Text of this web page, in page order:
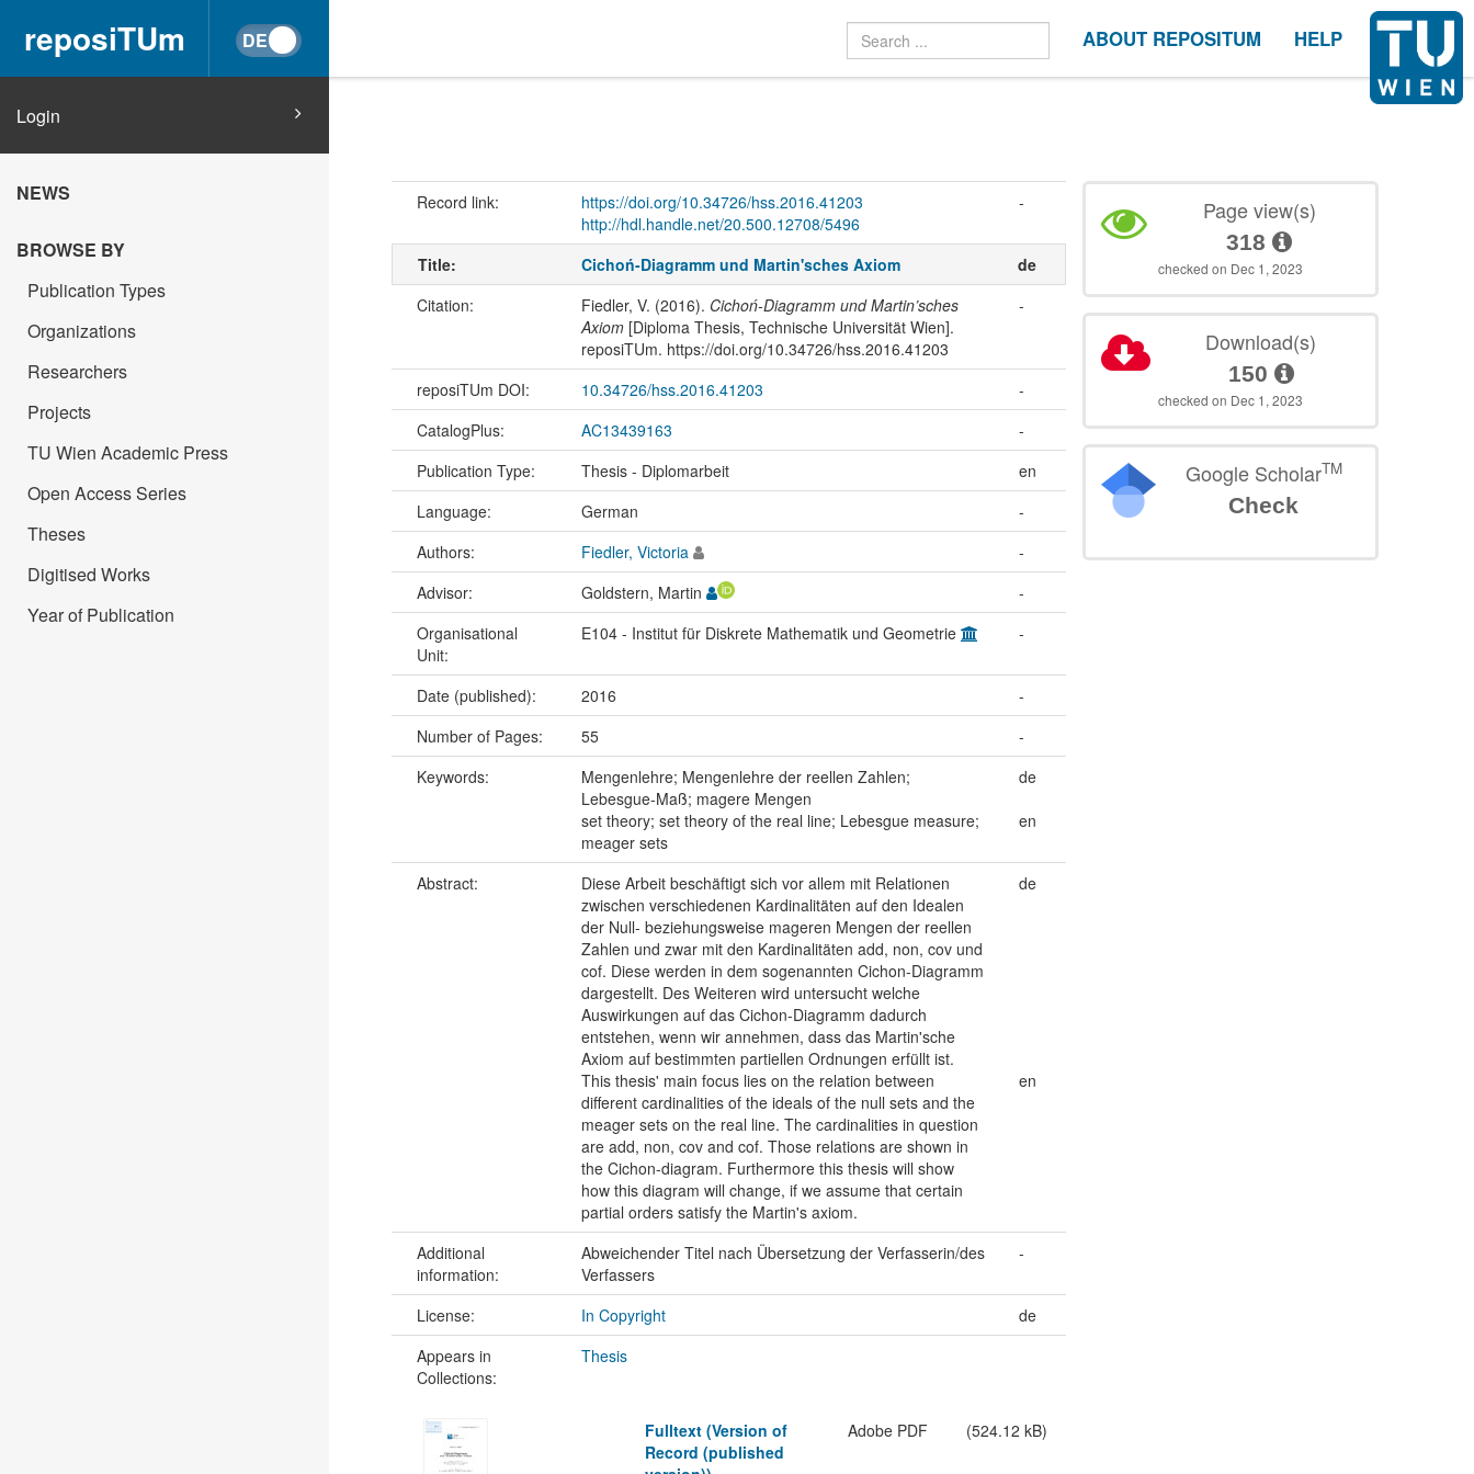
reposiTUm ABOUT REPOSITUM HELP
Login
NEWS
BROWSE BY
Publication Types
Organizations
Researchers
Projects
TU Wien Academic Press
Open Access Series
Theses
Digitised Works
Year of Publication
Record link:
https://doi.org/10.34726/hss.2016.41203
http://hdl.handle.net/20.500.12708/5496
-
Title: Cichoń-Diagramm und Martin'sches Axiom
de
Citation:
Fiedler, V. (2016). Cichoń-Diagramm und Martin’sches
Axiom[Diploma Thesis, Technische Universität Wien].
reposiTUm. https://doi.org/10.34726/hss.2016.41203
-
reposiTUm DOI: 10.34726/hss.2016.41203
-
CatalogPlus:
AC13439163
-
Publication Type:
Thesis - Diplomarbeit
en
Language:
German
-
Authors:
Fiedler, Victoria
-
Advisor:
Goldstern, Martin
-
Organisational
Unit:
E104 - Institut für Diskrete Mathematik und Geometrie -
Date (published): 2016
-
Number of Pages:
55
-
Keywords:
Mengenlehre; Mengenlehre der reellen Zahlen;
Lebesgue-Maß; magere Mengen
de
set theory; set theory of the real line; Lebesgue measure;
meager sets
en
Abstract:
Diese Arbeit beschäftigt sich vor allem mit Relationen
zwischen verschiedenen Kardinalitäten auf den Idealen
der Null- beziehungsweise mageren Mengen der reellen
Zahlen und zwar mit den Kardinalitäten add, non, cov und
cof. Diese werden in dem sogenannten Cichon-Diagramm
dargestellt. Des Weiteren wird untersucht welche
Auswirkungen auf das Cichon-Diagramm dadurch
entstehen, wenn wir annehmen, dass das Martin'sche
Axiom auf bestimmten partiellen Ordnungen erfüllt ist.
de
This thesis' main focus lies on the relation between
different cardinalities of the ideals of the null sets and the
meager sets on the real line. The cardinalities in question
are add, non, cov and cof. Those relations are shown in
the Cichon-diagram. Furthermore this thesis will show
how this diagram will change, if we assume that certain
partial orders satisfy the Martin's axiom.
en
Additional
information:
Abweichender Titel nach Übersetzung der Verfasserin/des
Verfassers
-
License: In Copyright
de
Appears in
Collections:
Thesis
Fulltext (Version of
Record (published
Adobe PDF (524.12 kB)
Page view(s)
318
checked on Dec 1, 2023
Download(s)
150
checked on Dec 1, 2023
Google ScholarTM
Check